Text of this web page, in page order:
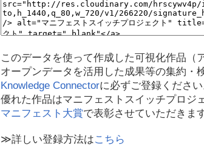
このデータを使って作成した可視化作品（
オープンデータを活用した成果等の集約・
Knowledge Connectorに必ずご登録ください
優れた作品はマニフェストスイッチプロジ
マニフェスト大賞で表彰させていただきます
≫詳しい登録方法はこちら